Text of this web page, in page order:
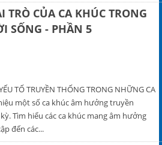
TRÒ CỦA CA KHÚC TRONG
SỐNG - PHẦN 5
TỐ TRUYỀN THỐNG TRONG NHỮNG CA
một số ca khúc âm hưởng truyền
Tìm hiểu các ca khúc mang âm hưởng
đến các...